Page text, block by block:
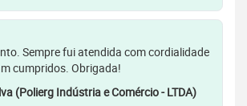
Sempre fui atendida com cordialidade
cumpridos. Obrigada!
(Polierg Indústria e Comércio - LTDA)